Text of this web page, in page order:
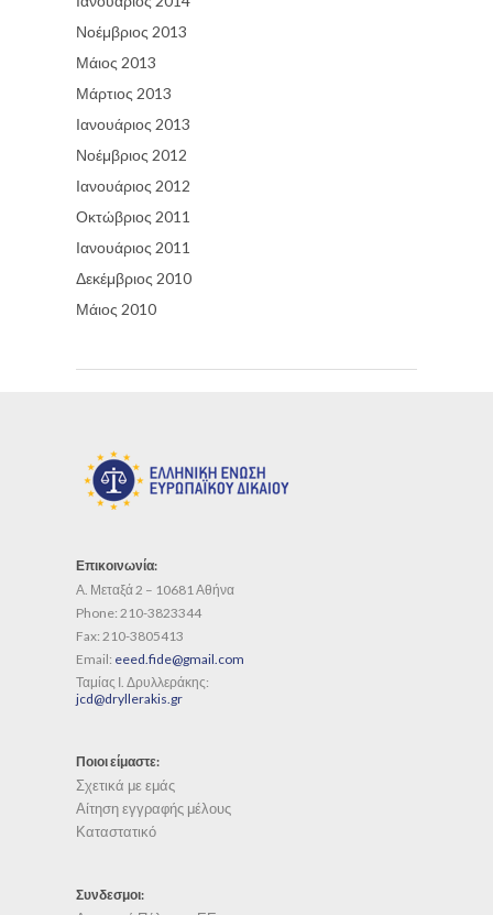
Νοέμβριος 2013
Μάιος 2013
Μάρτιος 2013
Ιανουάριος 2013
Νοέμβριος 2012
Ιανουάριος 2012
Οκτώβριος 2011
Ιανουάριος 2011
Δεκέμβριος 2010
Μάιος 2010
Επικοινωνία:
Α. Μεταξά 2 – 10681 Αθήνα
Phone: 210-3823344
Fax: 210-3805413
Email: eeed.fide@gmail.com
Ταμίας Ι. Δρυλλεράκης:
jcd@dryllerakis.gr
Ποιοι είμαστε:
Σχετικά με εμάς
Αίτηση εγγραφής μέλους
Καταστατικό
Συνδεσμοι: